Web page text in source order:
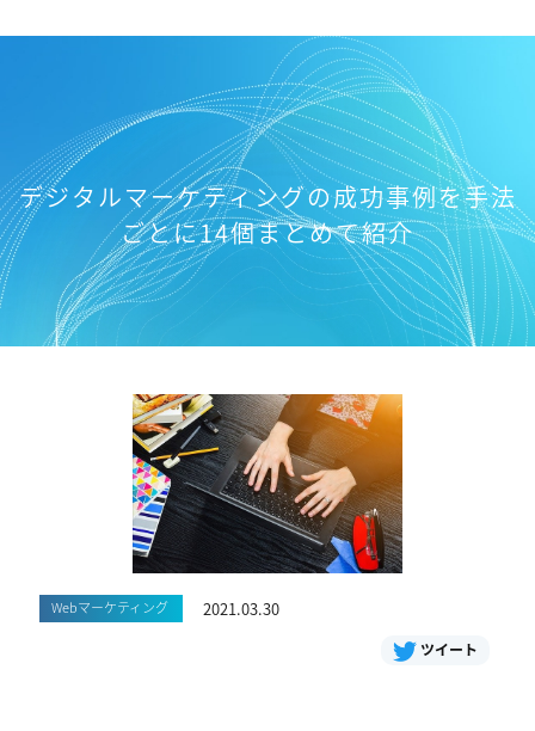
デジタルマーケティングの成功事例を手法
ごとに14個まとめて紹介
Webマーケティング 2021.03.30
ツイート